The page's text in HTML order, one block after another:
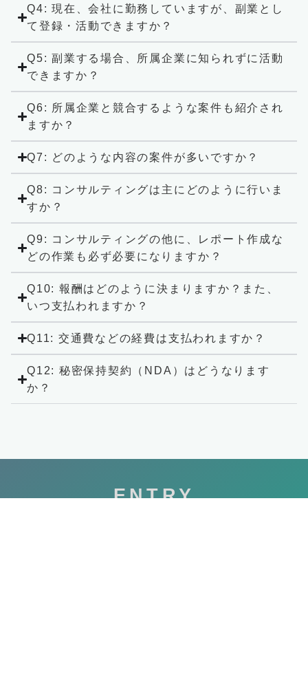
Q4: 現在、会社に勤務していますが、副業とし
て登録・活動できますか？
Q5: 副業する場合、所属企業に知られずに活動
できますか？
Q6: 所属企業と競合するような案件も紹介され
ますか？
Q7: どのような内容の案件が多いですか？
Q8: コンサルティングは主にどのように行いま
すか？
Q9: コンサルティングの他に、レポート作成な
どの作業も必ず必要になりますか？
Q10: 報酬はどのように決まりますか？また、
いつ支払われますか？
Q11: 交通費などの経費は支払われますか？
Q12: 秘密保持契約（NDA）はどうなります
か？
ENTRY